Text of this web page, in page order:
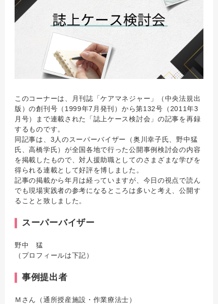
このコーナーは、月刊誌「ケアマネジャー」（中央法規出
版）の創刊号（1999年7月発刊）から第132号（2011年3
月号）まで連載された「誌上ケース検討会」の記事を再録
するものです。
同記事は、3人のスーパーバイザー（奥川幸子氏、野中猛
氏、高橋学氏）が全国各地で行った公開事例検討会の内容
を掲載したもので、対人援助職としてのさまざまな学びを
得られる連載として好評を博しました。
記事の掲載から年月は経っていますが、今日の視点で読ん
でも現場実践者の参考になるところは多いと考え、公開す
ることと致しました。
スーパーバイザー
野中 猛
（プロフィールは下記）
事例提出者
Ｍさん（通所授産施設・作業療法士）